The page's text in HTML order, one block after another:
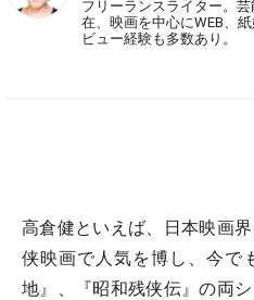
フリーランスライター。
在、映画を中心にWEB、
ビュー経験も多数あり。
高倉健といえば、日本映画
侠映画で人気を博し、今で
地』、『昭和残侠伝』の両